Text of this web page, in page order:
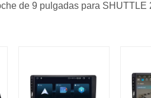
de 9 pulgadas para SHUTTLE